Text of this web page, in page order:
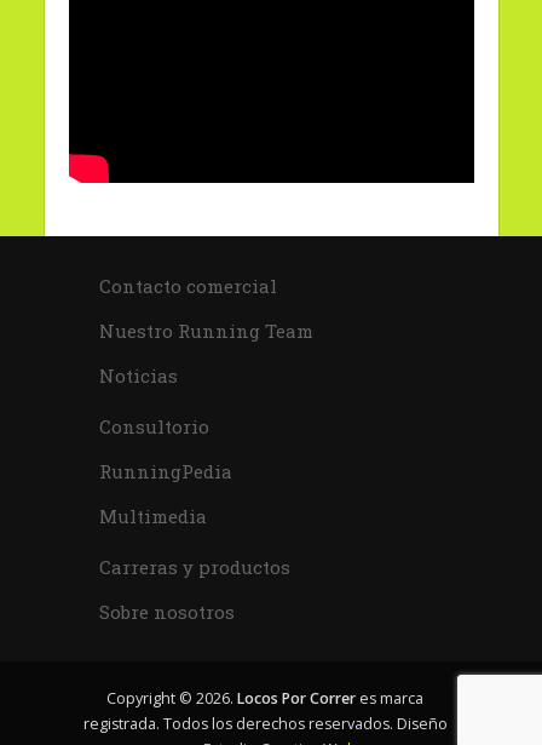
Contacto comercial
Nuestro Running Team
Noticias
Consultorio
RunningPedia
Multimedia
Carreras y productos
Sobre nosotros
Copyright © 2026. Locos Por Correr es marca
registrada. Todos los derechos reservados. Diseño